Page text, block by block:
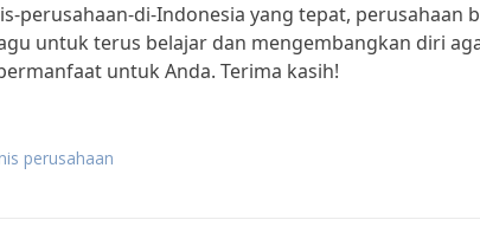
perusahaan-di-Indonesia yang tepat, perusahaan
untuk terus belajar dan mengembangkan diri
untuk Anda. Terima kasih!
perusahaan